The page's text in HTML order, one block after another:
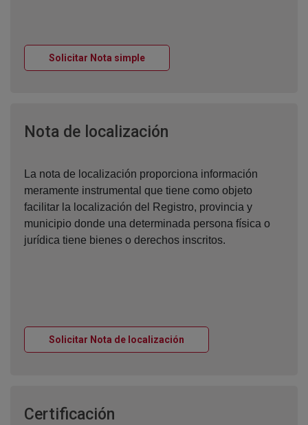
Solicitar Nota simpleVentana nueva
Nota de localización
La nota de localización proporciona información
meramente instrumental que tiene como objeto
facilitar la localización del Registro, provincia y
municipio donde una determinada persona física o
jurídica tiene bienes o derechos inscritos.
Solicitar Nota de localización
Certificación